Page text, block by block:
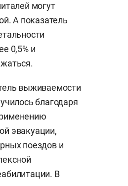
могут
А показатель
0,5% и
выживаемости
благодаря
эвакуации,
поездов и
В